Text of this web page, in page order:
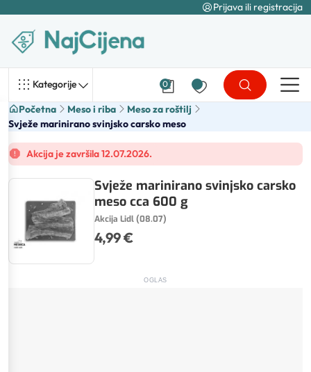
Prijava ili registracija
Kategorije 0
Početna Meso i riba
Meso za roštilj
Svježe marinirano svinjsko carsko meso
Akcija je završila 12.07.2026.
Svježe marinirano svinjsko carsko
meso cca 600 g
Akcija Lidl (08.07)
4,99 €
OGLAS